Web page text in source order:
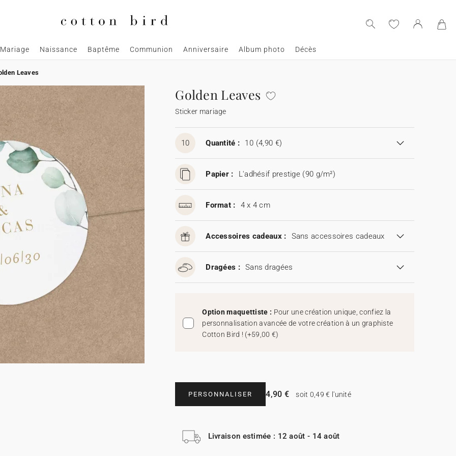
Mariage Naissance Baptême Communion Anniversaire Album photo Décès
Leaves
Golden Leaves
Sticker mariage
10 Quantité : 10 (4,90 €)
Papier : L'adhésif prestige (90 g/m²)
Format : 4 x 4 cm
Accessoires cadeaux : Sans accessoires cadeaux
Dragées : Sans dragées
Option maquettiste : Pour une création unique, confiez la
personnalisation avancée de votre création à un graphiste
Cotton Bird ! (+59,00 €)
PERSONNALISER 4,90 € soit 0,49 € l'unité
Livraison estimée : 12 août - 14 août